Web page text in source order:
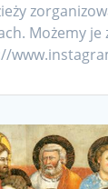
Możemy